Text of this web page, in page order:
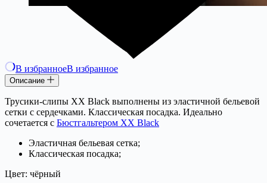
В избранноеВ избранное
Описание
Трусики-слипы XX Black выполнены из эластичной бельевой
сетки с сердечками. Классическая посадка. Идеально
сочетается с Бюстгальтером XX Black
Эластичная бельевая сетка;
Классическая посадка;
Цвет: чёрный